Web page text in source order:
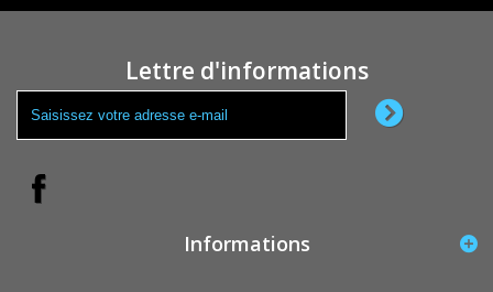
Lettre d'informations
Informations